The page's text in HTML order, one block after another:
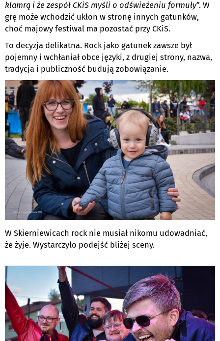
klamrą i że zespół CKiS myśli o odświeżeniu formuły”. W
grę może wchodzić ukłon w stronę innych gatunków,
choć majowy festiwal ma pozostać przy CKiS.
To decyzja delikatna. Rock jako gatunek zawsze był
pojemny i wchłaniał obce języki, z drugiej strony, nazwa,
tradycja i publiczność budują zobowiązanie.
W Skierniewicach rock nie musiał nikomu udowadniać,
że żyje. Wystarczyło podejść bliżej sceny.